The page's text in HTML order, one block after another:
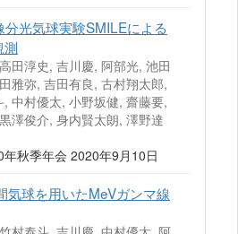
光気球実験SMILEによる
測
田淳史, 吉川慶, 阿部光, 池田
雅弥, 吉田有良, 古村翔太郎,
, 中村優太, 小野坂健, 齋藤要,
澤俊介, 身内賢太朗, 澤野達
秋季年会 2020年9月10日
気球を用いたMeVガンマ線